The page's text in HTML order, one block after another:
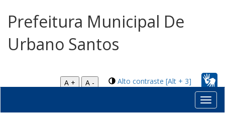
Prefeitura Municipal De
Urbano Santos
Alto contraste [Alt + 3]
A +
A -